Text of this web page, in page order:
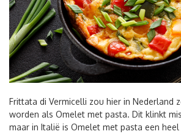
Frittata di Vermicelli zou hier in Nederland
worden als Omelet met pasta. Dit klinkt
maar in Italië is Omelet met pasta een